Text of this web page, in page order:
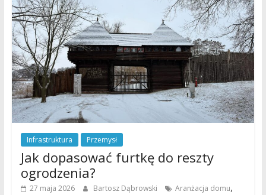
Infrastruktura Przemysł
Jak dopasować furtkę do reszty
ogrodzenia?
27 maja 2026 Bartosz Dąbrowski Aranżacja domu,